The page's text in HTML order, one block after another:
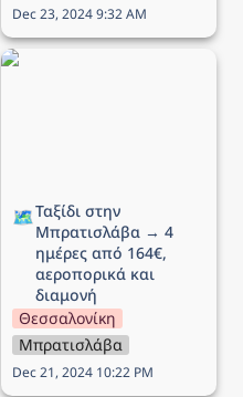
Dec 23, 2024 9:32 AM
Ταξίδι στην Μπρατισλάβα
🗺️Ταξίδι στην
Μπρατισλάβα → 4
ημέρες από 164€,
αεροπορικά και
διαμονή
Θεσσαλονίκη
Μπρατισλάβα
Dec 21, 2024 10:22 PM